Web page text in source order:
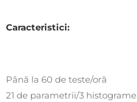
Caracteristici:
Până la 60 de teste/oră
21 de parametrii/3 histograme